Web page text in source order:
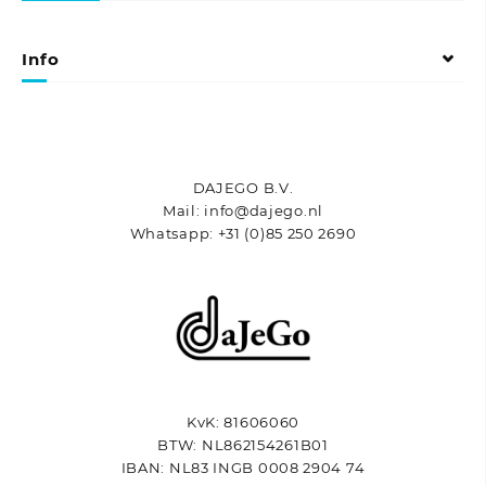
de
Info
DAJEGO B.V.
Mail: info@dajego.nl
Whatsapp: +31 (0)85 250 2690
KvK: 81606060
BTW: NL862154261B01
IBAN: NL83 INGB 0008 2904 74